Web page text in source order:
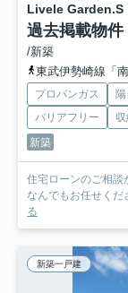
Livele
過去掲載物件
/新築
東武伊勢崎線「
プロパンガス
バリアフリー
新築
住宅ローンのご相談
なんでもお任せくだ
る
新築一戸建